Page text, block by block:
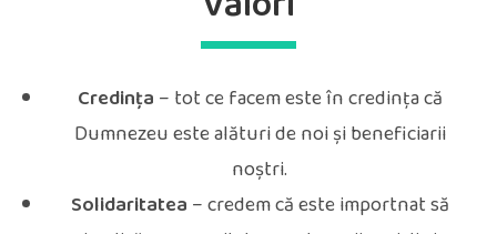
Credința– tot ce facem este în credința că
Dumnezeu este alături de noi și beneficiarii
noștri.
Solidaritatea– credem că este importnat să